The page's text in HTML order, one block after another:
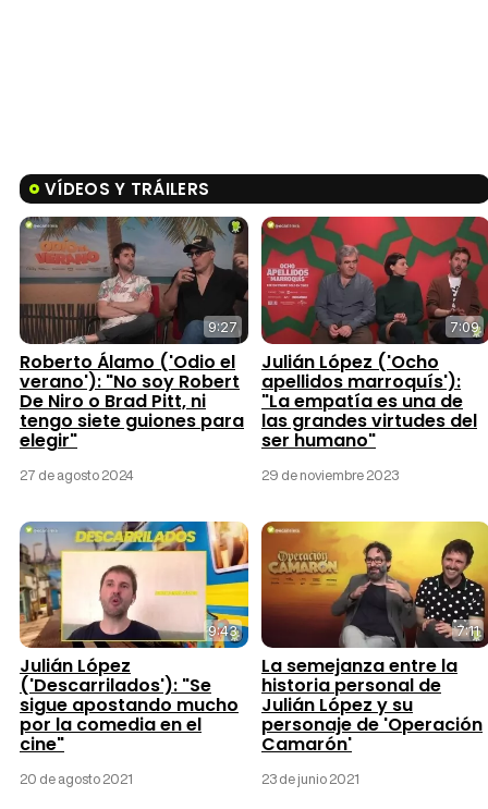
VÍDEOS Y TRÁILERS
9:27
Roberto Álamo ('Odio el
verano'): "No soy Robert
De Niro o Brad Pitt, ni
tengo siete guiones para
elegir"
27 de agosto 2024
7:09
Julián López ('Ocho
apellidos marroquís'):
"La empatía es una de
las grandes virtudes del
ser humano"
29 de noviembre 2023
9:43
Julián López
('Descarrilados'): "Se
sigue apostando mucho
por la comedia en el
cine"
20 de agosto 2021
7:11
La semejanza entre la
historia personal de
Julián López y su
personaje de 'Operación
Camarón'
23 de junio 2021